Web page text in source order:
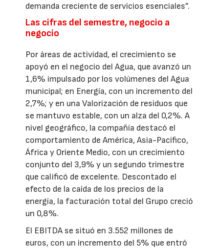
demanda creciente de servicios esenciales”.
Las cifras del semestre, negocio a
negocio
Por áreas de actividad, el crecimiento se
apoyó en el negocio del Agua, que avanzó un
1,6% impulsado por los volúmenes del Agua
municipal; en Energía, con un incremento del
2,7%; y en una Valorización de residuos que
se mantuvo estable, con un alza del 0,2%. A
nivel geográfico, la compañía destacó el
comportamiento de América, Asia-Pacífico,
África y Oriente Medio, con un crecimiento
conjunto del 3,9% y un segundo trimestre
que calificó de excelente. Descontado el
efecto de la caída de los precios de la
energía, la facturación total del Grupo creció
un 0,8%.
El EBITDA se situó en 3.552 millones de
euros, con un incremento del 5% que entró